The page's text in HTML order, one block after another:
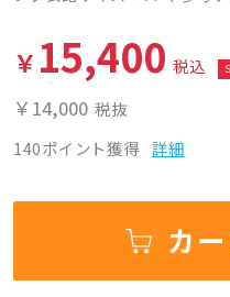
￥ 15,400 税込
￥14,000 税抜
140ポイント獲得 詳細
カ